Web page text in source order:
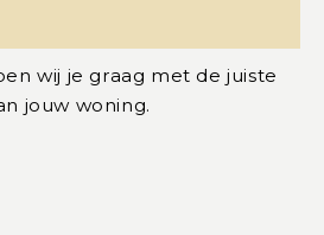
wij je graag met de juiste
jouw woning.